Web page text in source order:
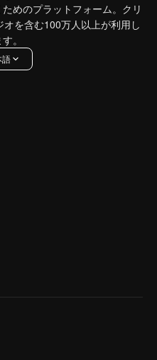
めのプラットフォーム。クリ
を含む100万人以上が利用し
。
語